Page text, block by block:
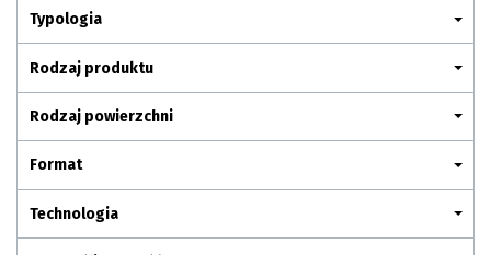
Typologia
Rodzaj produktu
Rodzaj powierzchni
Format
Technologia
Pytania i odpowiedzi
Kariera
Kontakt
Komunikacja z akcjonariuszami